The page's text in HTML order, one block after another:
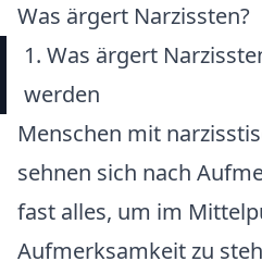
Was ärgert Narzissten?
1. Was ärgert
werden
Menschen mit
sehnen sich nach
fast alles, um im
Aufmerksamkeit zu